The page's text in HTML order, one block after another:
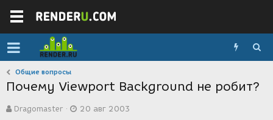
Общие вопросы
Почему Viewport Background не робит?
в
Dragomaster
а
20 авг 2003